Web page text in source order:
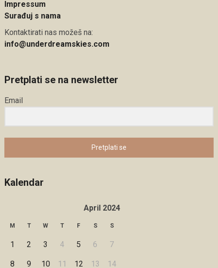
Impressum
Surađuj s nama
Kontaktirati nas možeš na:
info@underdreamskies.com
Pretplati se na newsletter
Email
Pretplati se
Kalendar
April 2024
M T W T F S S
1 2 3 4 5 6 7
8 9 10 11 12 13 14